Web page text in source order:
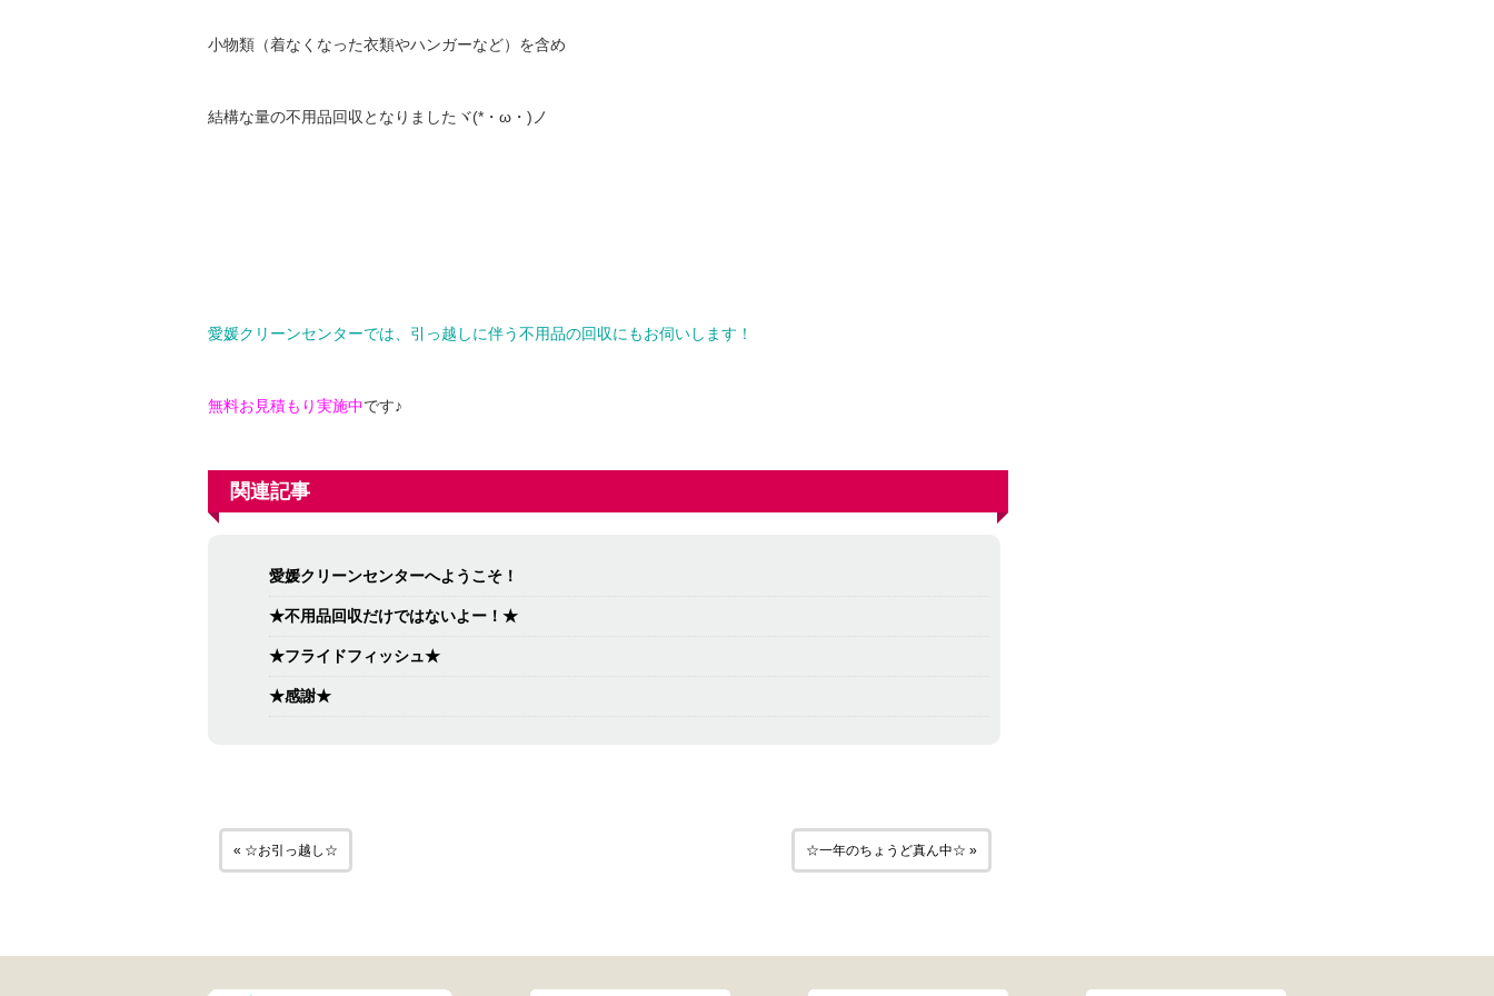
小物類（着なくなった衣類やハンガーなど）を含め
結構な量の不用品回収となりましたヾ(*・ω・)ノ
愛媛クリーンセンターでは、引っ越しに伴う不用品の回収にもお伺いします！
無料お見積もり実施中です♪
関連記事
愛媛クリーンセンターへようこそ！
★不用品回収だけではないよー！★
★フライドフィッシュ★
★感謝★
« ☆お引っ越し☆ ☆一年のちょうど真ん中☆ »